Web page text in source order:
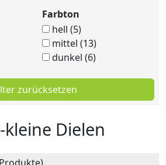
Farbton
hell (5)
mittel (13)
dunkel (6)
zurücksetzen
Dielen